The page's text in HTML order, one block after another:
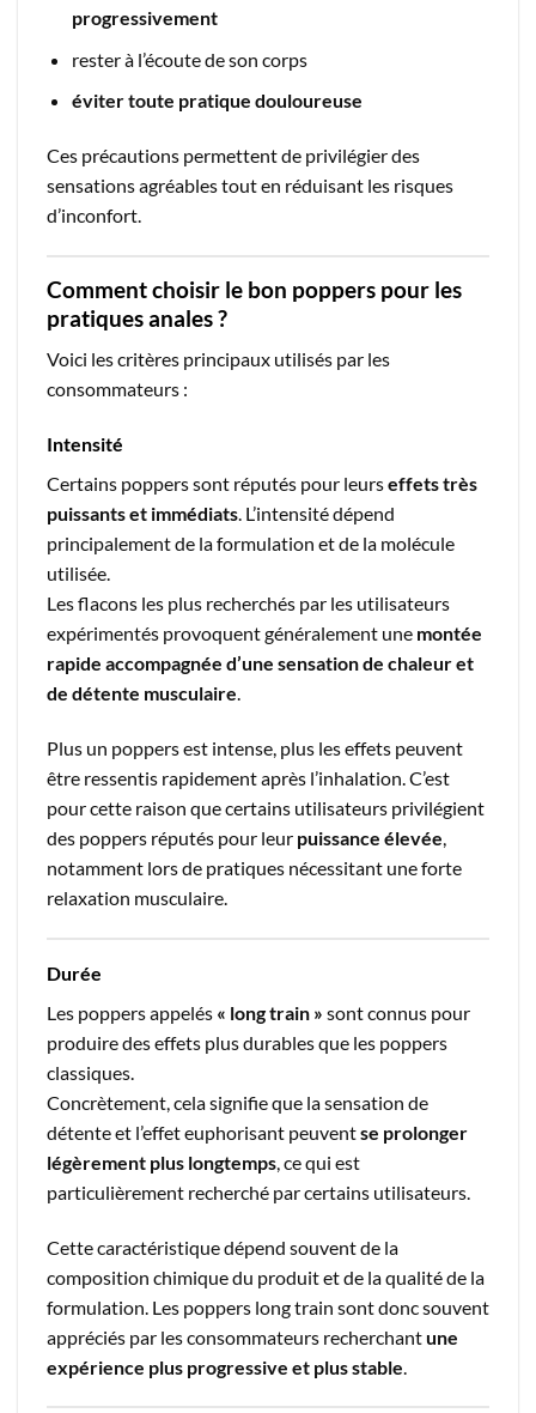
progressivement
rester à l’écoute de son corps
éviter toute pratique douloureuse
Ces précautions permettent de privilégier des
sensations agréables tout en réduisant les risques
d’inconfort.
Comment choisir le bon poppers pour les
pratiques anales ?
Voici les critères principaux utilisés par les
consommateurs :
Intensité
Certains poppers sont réputés pour leurseffets très
puissants et immédiats. L’intensité dépend
principalement de la formulation et de la molécule
utilisée.
Les flacons les plus recherchés par les utilisateurs
expérimentés provoquent généralement une montée
rapide accompagnée d’une sensation de chaleur et
de détente musculaire.
Plus un poppers est intense, plus les effets peuvent
être ressentis rapidement après l’inhalation. C’est
pour cette raison que certains utilisateurs privilégient
des poppers réputés pour leur puissance élevée,
notamment lors de pratiques nécessitant une forte
relaxation musculaire.
Durée
Les poppers appelés « long train » sont connus pour
produire des effets plus durables que les poppers
classiques.
Concrètement, cela signifie que la sensation de
détente et l’effet euphorisant peuventse prolonger
légèrement plus longtemps , ce qui est
particulièrement recherché par certains utilisateurs.
Cette caractéristique dépend souvent de la
composition chimique du produit et de la qualité de la
formulation. Les poppers long train sont donc souvent
appréciés par les consommateurs recherchantune
expérience plus progressive et plus stable